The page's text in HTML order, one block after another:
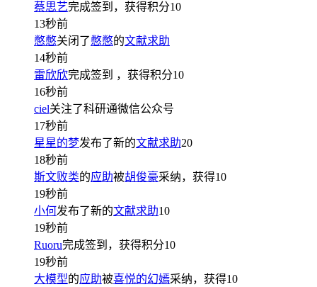
蔡思艺完成签到，获得积分10
13秒前
憋憋关闭了憋憋的文献求助
14秒前
雷欣欣完成签到 ，获得积分10
16秒前
ciel关注了科研通微信公众号
17秒前
星星的梦发布了新的文献求助20
18秒前
斯文败类的应助被胡俊豪采纳，获得10
19秒前
小何发布了新的文献求助10
19秒前
Ruoru完成签到，获得积分10
19秒前
大模型的应助被喜悦的幻嫣采纳，获得10